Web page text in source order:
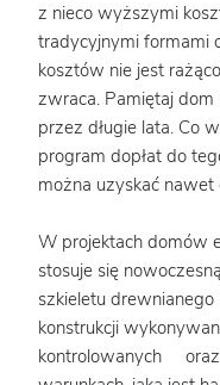
z nieco wyższymi
tradycyjnymi formami
kosztów nie jest
zwraca. Pamiętaj dom
przez długie lata. Co
program dopłat do
można uzyskać nawet
W projektach domów
stosuje się
szkieletu
konstrukcji
kontrolowanych